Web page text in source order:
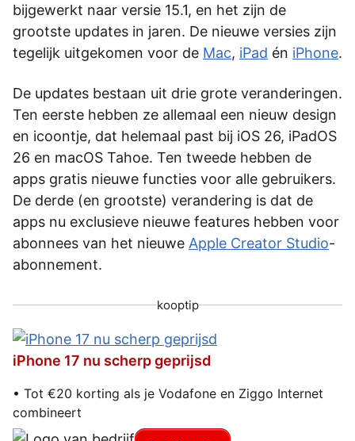
bijgewerkt naar versie 15.1, en het zijn de
grootste updates in jaren. De nieuwe versies zijn
tegelijk uitgekomen voor de Mac, iPad én iPhone.
De updates bestaan uit drie grote veranderingen.
Ten eerste hebben ze allemaal een nieuw design
en icoontje, dat helemaal past bij iOS 26, iPadOS
26 en macOS Tahoe. Ten tweede hebben de
apps gratis nieuwe functies voor alle gebruikers.
De derde (en grootste) verandering is dat de
apps nu exclusieve nieuwe features hebben voor
abonnees van het nieuwe Apple Creator Studio-
abonnement.
kooptip
iPhone 17 nu scherp geprijsd
• Tot €20 korting als je Vodafone en Ziggo Internet
combineert